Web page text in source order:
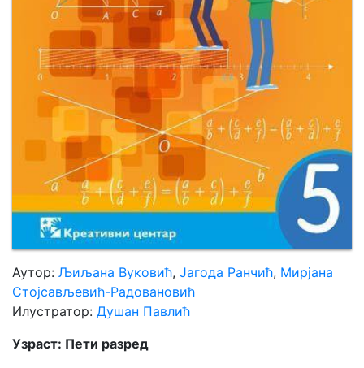
Аутор: Љиљана Вуковић, Јагода Ранчић, Мирјана
Стојсављевић-Радовановић
Илустратор: Душан Павлић
Узраст: Пети разред